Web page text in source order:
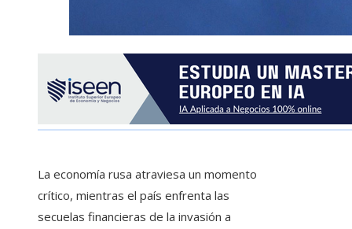
La economía rusa atraviesa un momento
crítico, mientras el país enfrenta las
secuelas financieras de la invasión a